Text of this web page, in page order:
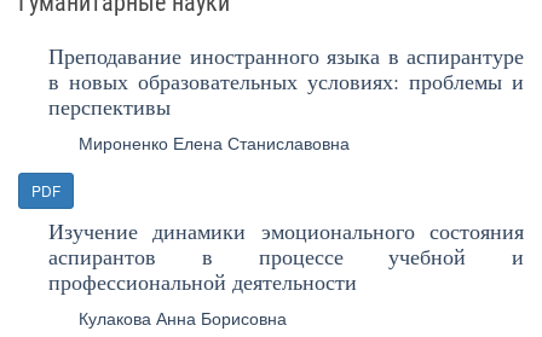
Преподавание иностранного языка в аспирантуре
в новых образовательных условиях: проблемы и
перспективы
Мироненко Елена Станиславовна
PDF
Изучение динамики эмоционального состояния
аспирантов в процессе учебной и
профессиональной деятельности
Кулакова Анна Борисовна